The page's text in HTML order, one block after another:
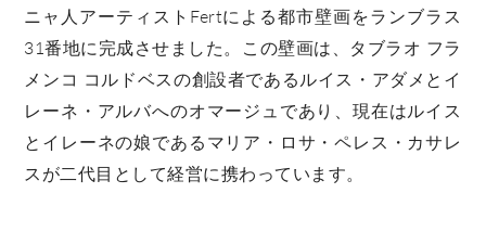
ニャ人アーティストFertによる都市壁画をランブラス
31番地に完成させました。この壁画は、タブラオ フラ
メンコ コルドベスの創設者であるルイス・アダメとイ
レーネ・アルバへのオマージュであり、現在はルイス
とイレーネの娘であるマリア・ロサ・ペレス・カサレ
スが二代目として経営に携わっています。